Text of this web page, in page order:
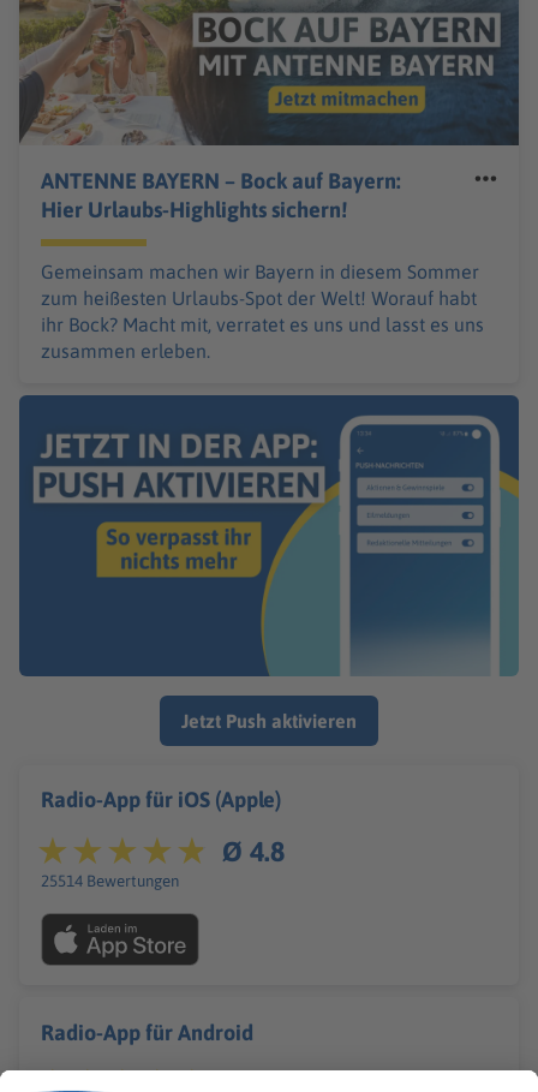
ANTENNE BAYERN – Bock auf Bayern:
Hier Urlaubs-Highlights sichern!
Gemeinsam machen wir Bayern in diesem Sommer
zum heißesten Urlaubs-Spot der Welt! Worauf habt
ihr Bock? Macht mit, verratet es uns und lasst es uns
zusammen erleben.
Jetzt Push aktivieren
Radio-App für iOS (Apple)
Ø 4.8
25514 Bewertungen
Radio-App für Android